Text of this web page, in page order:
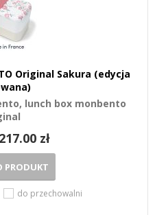
Original Sakura (edycja
lunch box monbento
217.00 zł
PRODUKT
do przechowalni